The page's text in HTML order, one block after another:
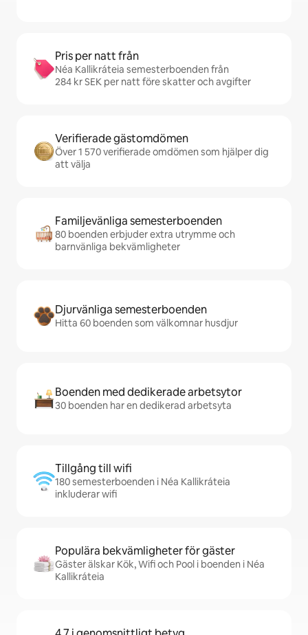
Pris per natt från
Néa Kallikráteia semesterboenden från
284 kr SEK per natt före skatter och avgifter
Verifierade gästomdömen
Över 1 570 verifierade omdömen som hjälper dig
att välja
Familjevänliga semesterboenden
80 boenden erbjuder extra utrymme och
barnvänliga bekvämligheter
Djurvänliga semesterboenden
Hitta 60 boenden som välkomnar husdjur
Boenden med dedikerade arbetsytor
30 boenden har en dedikerad arbetsyta
Tillgång till wifi
180 semesterboenden i Néa Kallikráteia
inkluderar wifi
Populära bekvämligheter för gäster
Gäster älskar Kök, Wifi och Pool i boenden i Néa
Kallikráteia